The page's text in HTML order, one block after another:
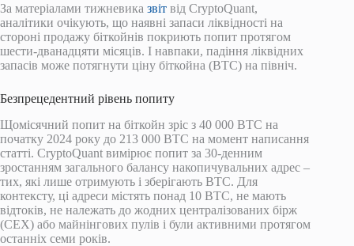
За матеріалами тижневика звіт від CryptoQuant,
аналітики очікують, що наявні запаси ліквідності на
стороні продажу біткойнів покриють попит протягом
шести-дванадцяти місяців. І навпаки, падіння ліквідних
запасів може потягнути ціну біткойна (BTC) на північ.
Безпрецедентний рівень попиту
Щомісячний попит на біткойн зріс з 40 000 BTC на
початку 2024 року до 213 000 BTC на момент написання
статті. CryptoQuant вимірює попит за 30-денним
зростанням загального балансу накопичувальних адрес –
тих, які лише отримують і зберігають BTC. Для
контексту, ці адреси містять понад 10 BTC, не мають
відтоків, не належать до жодних централізованих бірж
(CEX) або майнінгових пулів і були активними протягом
останніх семи років.